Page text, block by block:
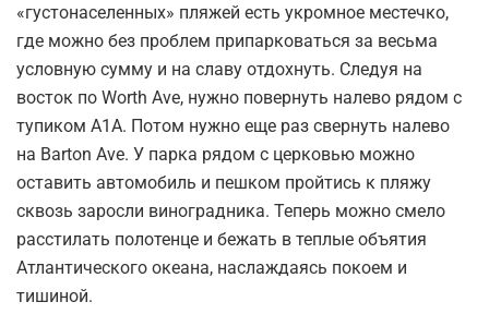
«густонаселенных» пляжей есть укромное местечко,
где можно без проблем припарковаться за весьма
условную сумму и на славу отдохнуть. Следуя на
восток по Worth Ave, нужно повернуть налево рядом с
тупиком А1А. Потом нужно еще раз свернуть налево
на Barton Ave. У парка рядом с церковью можно
оставить автомобиль и пешком пройтись к пляжу
сквозь заросли виноградника. Теперь можно смело
расстилать полотенце и бежать в теплые объятия
Атлантического океана, наслаждаясь покоем и
тишиной.